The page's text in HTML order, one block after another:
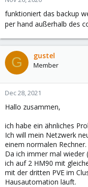
funktioniert das backup
per hand außerhalb des
G gustel
Member
Dec 28, 2021
Hallo zusammen,
ich habe ein ähnliches
Ich will mein Netzwerk
einem normalen Rechner.
Da ich immer mal wieder
ich auf 2 HM90 mit
mit der dritten PVE im
Hausautomation läuft.